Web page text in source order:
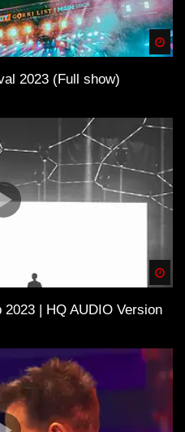
2023 (Full show)
| HQ AUDIO Version